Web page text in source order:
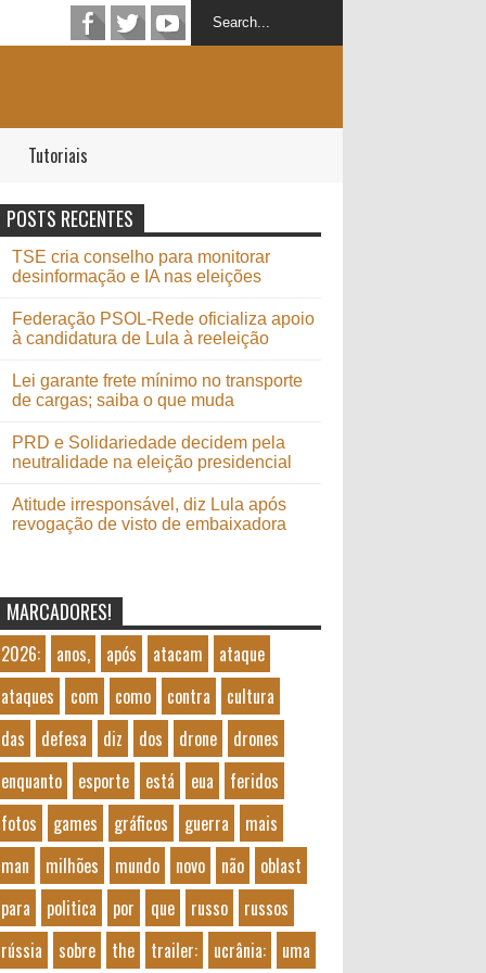
Tutoriais
POSTS RECENTES
TSE cria conselho para monitorar
desinformação e IA nas eleições
Federação PSOL-Rede oficializa apoio
à candidatura de Lula à reeleição
Lei garante frete mínimo no transporte
de cargas; saiba o que muda
PRD e Solidariedade decidem pela
neutralidade na eleição presidencial
Atitude irresponsável, diz Lula após
revogação de visto de embaixadora
MARCADORES!
2026: anos, após atacam
ataque
ataques
com como contra
cultura
das
defesa diz dos drone
drones
enquanto
esporte está eua
feridos
fotos
games gráficos guerra
mais
man
milhões mundo novo não
oblast
para
politica por que russo
russos
rússia
sobre the trailer: ucrânia:
uma